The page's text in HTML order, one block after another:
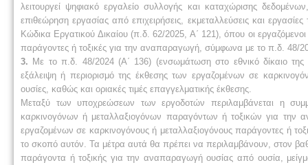
λειτουργεί ψηφιακό εργαλείο συλλογής και καταχώρισης
επιθεώρηση εργασίας από επιχειρήσεις, εκμεταλλεύσεις και
Κώδικα Εργατικού Δικαίου (π.δ. 62/2025, Α΄ 121), όπου οι
παράγοντες ή τοξικές για την αναπαραγωγή, σύμφωνα με το π.δ. 48/
3. Με το π.δ. 48/2024 (Α΄ 136) (ενσωμάτωση στο εθνικό δίκαιο της
εξάλειψη ή περιορισμό της έκθεσης των εργαζομένων σε
ουσίες, καθώς και οριακές τιμές επαγγελματικής έκθεσης.
Μεταξύ των υποχρεώσεων των εργοδοτών περιλαμβάνεται η
καρκινογόνων ή μεταλλαξιογόνων παραγόντων ή τοξικών για
εργαζομένων σε καρκινογόνους ή μεταλλαξιογόνους παράγοντες ή
το σκοπό αυτόν. Τα μέτρα αυτά θα πρέπει να περιλαμβάνουν, στον
παράγοντα ή τοξικής για την αναπαραγωγή ουσίας από ουσία,